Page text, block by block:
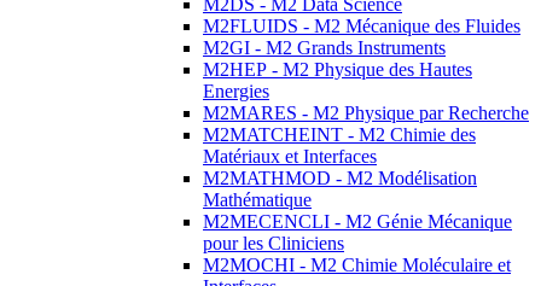
M2DS - M2 Data Science
M2FLUIDS - M2 Mécanique des Fluides
M2GI - M2 Grands Instruments
M2HEP - M2 Physique des Hautes
Energies
M2MARES - M2 Physique par Recherche
M2MATCHEINT - M2 Chimie des
Matériaux et Interfaces
M2MATHMOD - M2 Modélisation
Mathématique
M2MECENCLI - M2 Génie Mécanique
pour les Cliniciens
M2MOCHI - M2 Chimie Moléculaire et